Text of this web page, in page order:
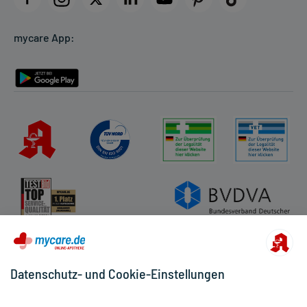
Rückgabe/Widerruf
mycare App:
Datenschutz- und Cookie-Einstellungen